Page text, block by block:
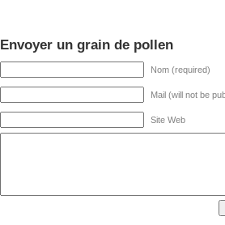
Envoyer un grain de pollen
Nom (required)
Mail (will not be
Site Web